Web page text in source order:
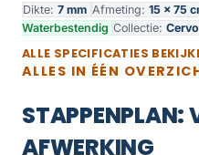
Dikte: 7 mm Afmeting: 15 × 75
Waterbestendig Collectie: Cervo
ALLE SPECIFICATIES
ALLES IN ÉÉN
STAPPENPLAN:
AFWERKING